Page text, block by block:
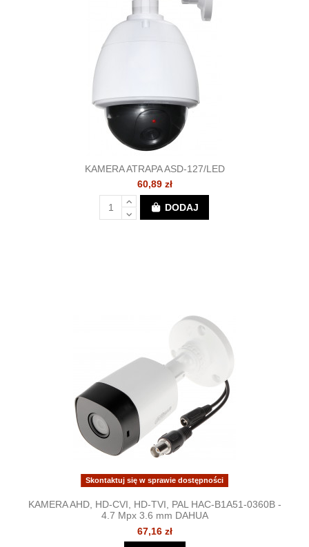
KAMERA ATRAPA ASD-127/LED
60,89 zł
DODAJ
Skontaktuj się w sprawie dostępności
KAMERA AHD, HD-CVI, HD-TVI, PAL HAC-B1A51-0360B -
4.7 Mpx 3.6 mm DAHUA
67,16 zł